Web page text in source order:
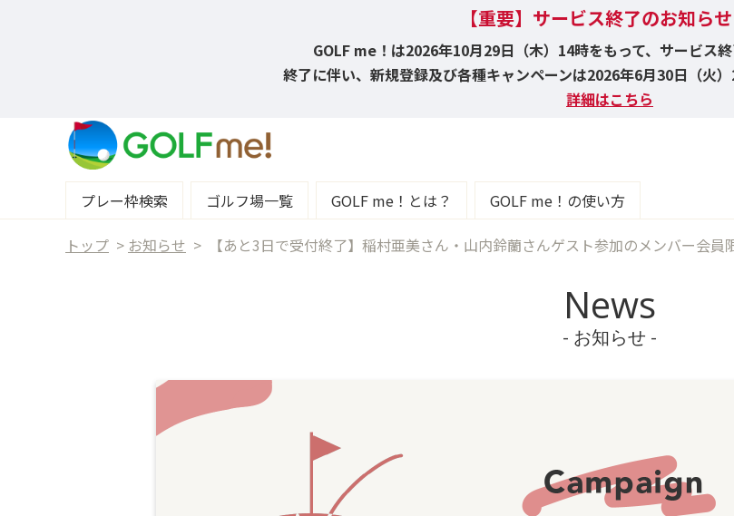
【重要】サービス終了のお知らせ
GOLF me！は2026年10月29日（木）14時をもって、サービス
終了に伴い、新規登録及び各種キャンペーンは2026年6月30日（火）
詳細はこちら
プレー枠検索 ゴルフ場一覧 GOLF me！とは？ GOLF me！の使い方
トップ > お知らせ > 【あと3日で受付終了】稲村亜美さん・山内鈴蘭さんゲスト参加のメンバー会員
News
- お知らせ -